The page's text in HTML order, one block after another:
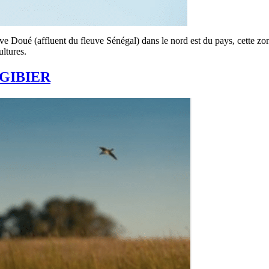
Doué (affluent du fleuve Sénégal) dans le nord est du pays, cette